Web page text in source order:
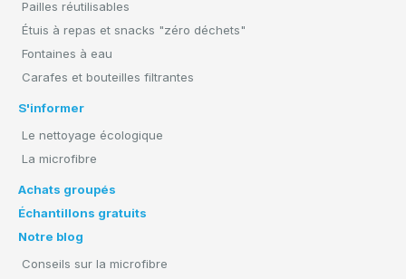
Pailles réutilisables
Étuis à repas et snacks "zéro déchets"
Fontaines à eau
Carafes et bouteilles filtrantes
S'informer
Le nettoyage écologique
La microfibre
Achats groupés
Échantillons gratuits
Notre blog
Conseils sur la microfibre